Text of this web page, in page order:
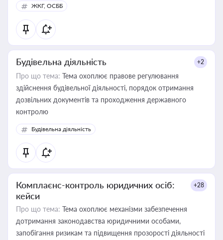
ЖКГ, ОСББ
Будівельна діяльність +2
Про що тема: Тема охоплює правове регулювання
здійснення будівельної діяльності, порядок отримання
дозвільних документів та проходження державного
контролю
Будівельна діяльність
Комплаєнс-контроль юридичних осіб:
кейси
+28
Про що тема: Тема охоплює механізми забезпечення
дотримання законодавства юридичними особами,
запобігання ризикам та підвищення прозорості діяльності